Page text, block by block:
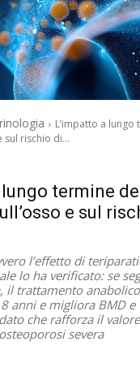
L’impatto a
sul rischio di...
lungo termine
e sul
l’effetto di
lo ha verificato: se
il trattamento
anni e migliora BMD e
che rafforza il
severa